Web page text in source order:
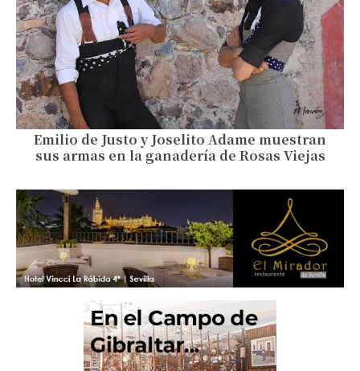
Emilio de Justo y Joselito Adame muestran
sus armas en la ganadería de Rosas Viejas